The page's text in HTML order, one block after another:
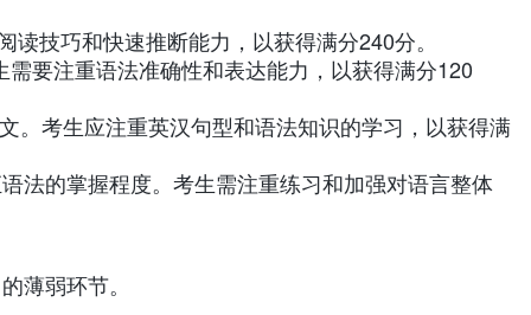
技巧和快速推断能力，以获得满分240分。
要注重语法准确性和表达能力，以获得满分120
。考生应注重英汉句型和语法知识的学习，以获得满
法的掌握程度。考生需注重练习和加强对语言整体
薄弱环节。